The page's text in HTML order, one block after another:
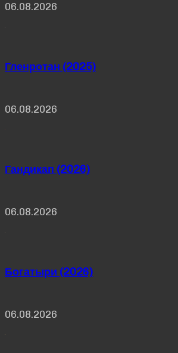
06.08.2026
Гленротан (2025)
06.08.2026
Гандикап (2026)
06.08.2026
Богатыри (2026)
06.08.2026